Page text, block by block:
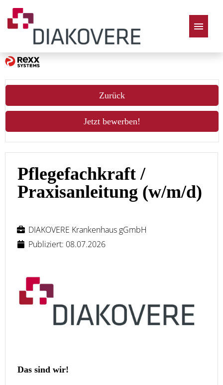
Deutsch
Zurück
Jetzt bewerben!
Pflegefachkraft /
Praxisanleitung (w/m/d)
DIAKOVERE Krankenhaus gGmbH
Publiziert: 08.07.2026
Das sind wir!